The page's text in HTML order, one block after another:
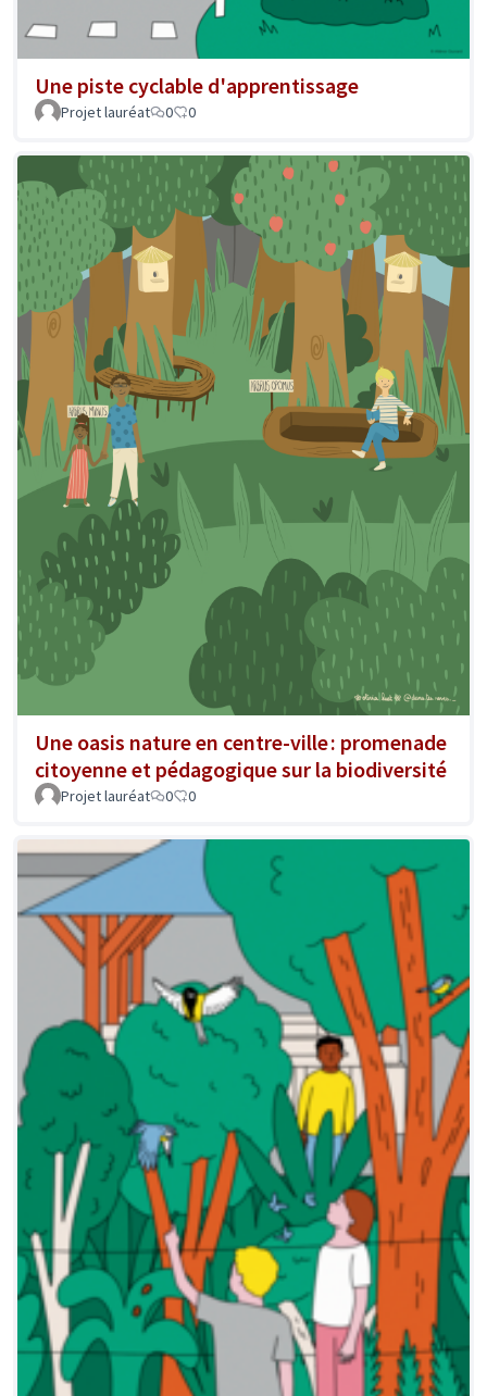
Une piste cyclable d'apprentissage
Projet lauréat 0 0
Une oasis nature en centre-ville : promenade
citoyenne et pédagogique sur la biodiversité
Projet lauréat 0 0